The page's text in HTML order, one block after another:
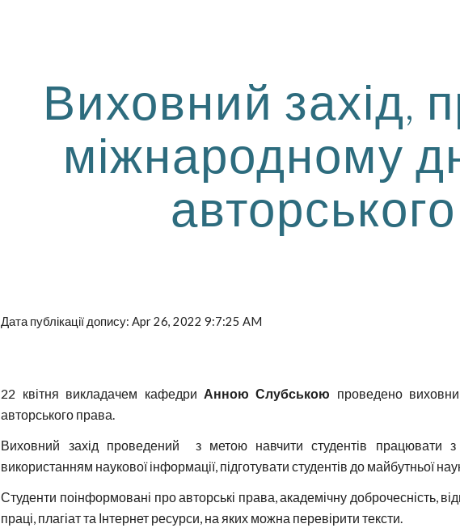
Виховний захід,
міжнародному
Дата публікації допису: Apr 26, 2022 9:7:25 AM
22 квітня викладачем кафедри Анною Слубською проведено
авторського права.
Виховний захід проведений з метою навчити студентів працювати з
використанням наукової інформації, підготувати студентів до майбутньої
Студенти поінформовані про авторські права, академічну доброчесність,
праці, плагіат та Інтернет ресурси, на яких можна перевірити тексти.